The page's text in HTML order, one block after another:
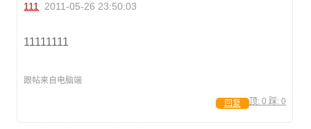
111 2011-05-26 23:50:03
11111111
跟帖来自电脑端
顶: 0 踩: 0
回复